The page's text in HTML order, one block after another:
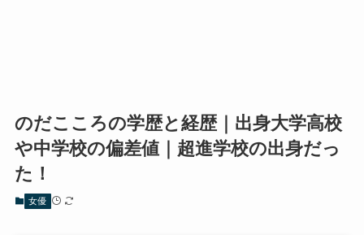
のだこころの学歴と経歴｜出身大学高校
や中学校の偏差値｜超進学校の出身だっ
た！
女優